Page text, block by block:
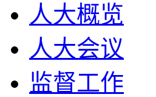
人大概览
人大会议
监督工作